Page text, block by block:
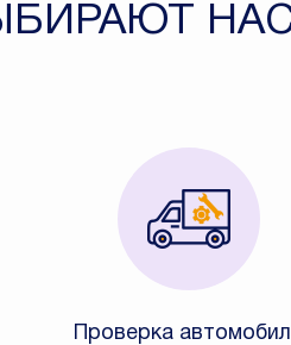
Проверка